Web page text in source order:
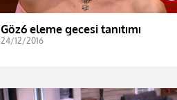
Göz6 eleme gecesi tanıtımı
24/12/2016